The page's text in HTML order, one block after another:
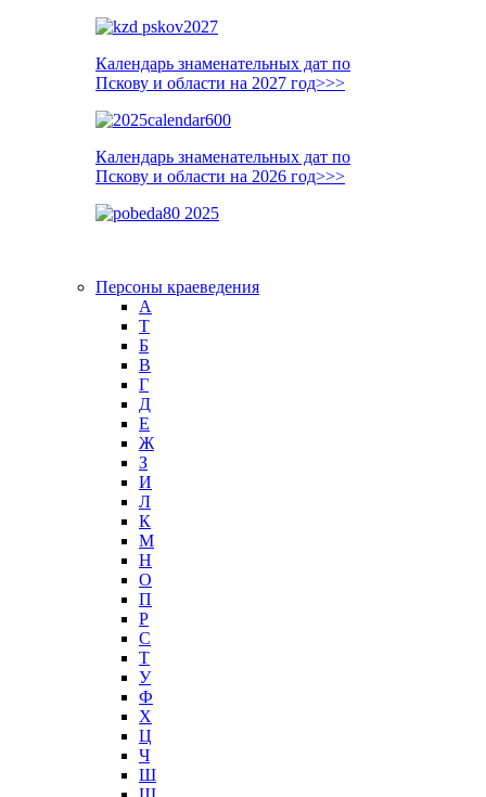
Календарь знаменательных дат по
Пскову и области на 2027 год>>>
Календарь знаменательных дат по
Пскову и области на 2026 год>>>
Персоны краеведения
А
T
Б
В
Г
Д
Е
Ж
З
И
Л
К
М
Н
О
П
Р
С
Т
У
Ф
Х
Ц
Ч
Ш